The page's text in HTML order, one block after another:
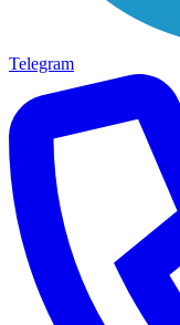
Telegram